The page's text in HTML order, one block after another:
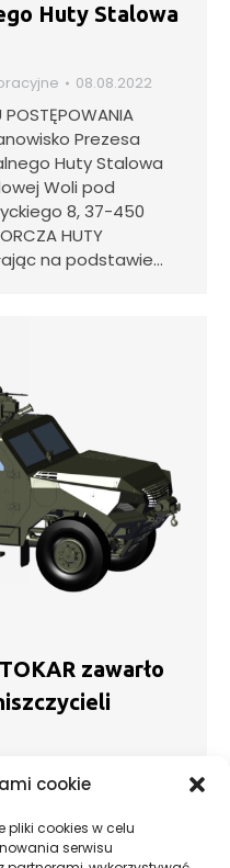
cookie
pliki cookies w celu
serwisu
Huty Stalowa
08.08.2022
POSTĘPOWANIA
Prezesa
Huty Stalowa
Woli pod
8, 37-450
HUTY
na podstawie…
zawarło
składowych
niszczycieli